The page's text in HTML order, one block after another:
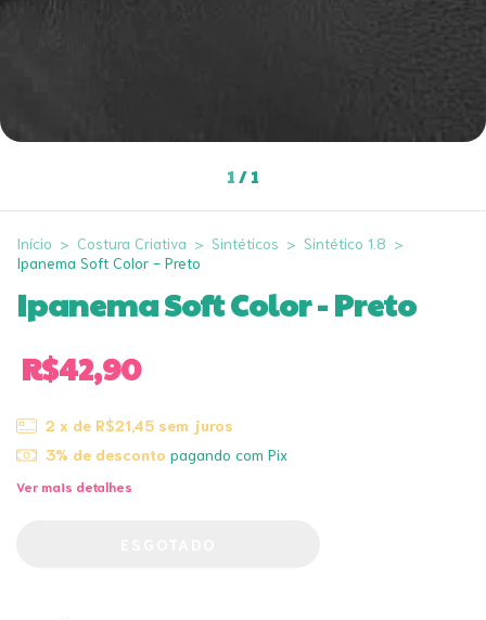
1/1
Início > Costura Criativa > Sintéticos > Sintético 1.8 >
Ipanema Soft Color - Preto
Ipanema Soft Color - Preto
R$42,90
2 x de R$21,45 sem juros
3% de desconto pagando com Pix
Ver mais detalhes